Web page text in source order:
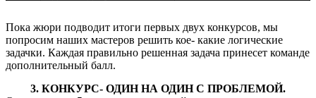
Пока жюри подводит итоги первых двух конкурсов, мы
попросим наших мастеров решить кое- какие логические
задачки. Каждая правильно решенная задача принесет команде
дополнительный балл.
3. КОНКУРС- ОДИН НА ОДИН С ПРОБЛЕМОЙ.